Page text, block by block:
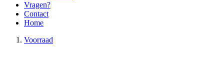
Vragen?
Contact
Home
Voorraad